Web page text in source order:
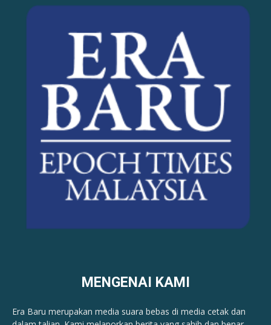
MENGENAI KAMI
Era Baru merupakan media suara bebas di media cetak dan